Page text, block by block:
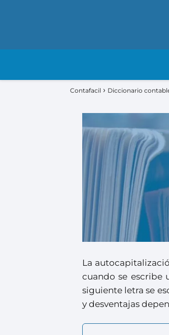
Contafacil Diccionario
La
cuando se escribe
siguiente letra se
y desventajas